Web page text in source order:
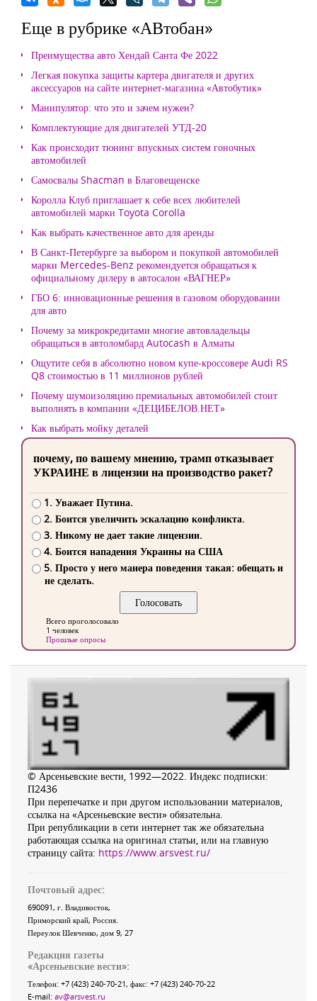
Еще в рубрике «АВтобан»
Преимущества авто Хендай Санта Фе 2022
Легкая покупка защиты картера двигателя и других
аксессуаров на сайте интернет-магазина «Автобутик»
Манипулятор: что это и зачем нужен?
Комплектующие для двигателей УТД-20
Как происходит тюнинг впускных систем гоночных
автомобилей
Самосвалы Shacman в Благовещенске
Королла Клуб приглашает к себе всех любителей
автомобилей марки Toyota Corolla
Как выбрать качественное авто для аренды
В Санкт-Петербурге за выбором и покупкой автомобилей
марки Mercedes-Benz рекомендуется обращаться к
официальному дилеру в автосалон «ВАГНЕР»
ГБО 6: инновационные решения в газовом оборудовании
для авто
Почему за микрокредитами многие автовладельцы
обращаться в автоломбард Autocash в Алматы
Ощутите себя в абсолютно новом купе-кроссовере Audi RS
Q8 стоимостью в 11 миллионов рублей
Почему шумоизоляцию премиальных автомобилей стоит
выполнять в компании «ДЕЦИБЕЛОВ.НЕТ»
Как выбрать мойку деталей
почему, по вашему мнению, трамп отказывает
УКРАИНЕ в лицензии на производство ракет?
1. Уважает Путина.
2. Боится увеличить эскалацию конфликта.
3. Никому не дает такие лицензии.
4. Боится нападения Украины на США
5. Просто у него манера поведения такая: обещать и
не сделать.
Всего проголосовало
1 человек
Прошлые опросы
© Арсеньевские вести, 1992—2022. Индекс подписки:
П2436
При перепечатке и при другом использовании материалов,
ссылка на «Арсеньевские вести» обязательна.
При републикации в сети интернет так же обязательна
работающая ссылка на оригинал статьи, или на главную
страницу сайта: https://www.arsvest.ru/
Почтовый адрес:
690091, г. Владивосток,
Приморский край, Россия.
Переулок Шевченко, дом 9, 27
Редакция газеты
«Арсеньевские вести»:
Телефон: +7 (423) 240-70-21, факс: +7 (423) 240-70-22
E-mail: av@arsvest.ru